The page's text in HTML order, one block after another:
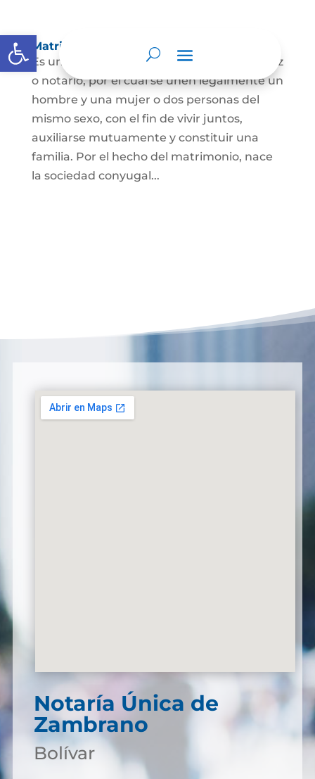
Abrir barra de herramientas
Matrimonio Civil
Es un contrato solemne celebrado ante juez
o notario, por el cual se unen legalmente un
hombre y una mujer o dos personas del
mismo sexo, con el fin de vivir juntos,
auxiliarse mutuamente y constituir una
familia. Por el hecho del matrimonio, nace
la sociedad conyugal...
Notaría Única de
Zambrano
Bolívar